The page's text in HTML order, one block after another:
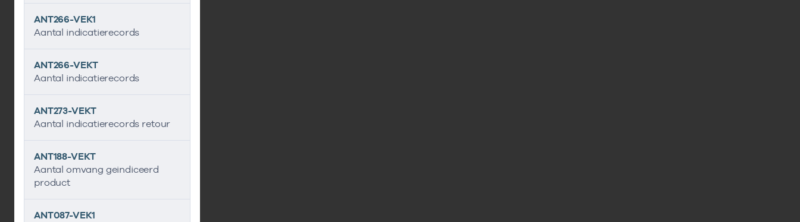
ANT266-VEK1
Aantal indicatierecords
ANT266-VEKT
Aantal indicatierecords
ANT273-VEKT
Aantal indicatierecords retour
ANT188-VEKT
Aantal omvang geindiceerd
product
ANT087-VEK1